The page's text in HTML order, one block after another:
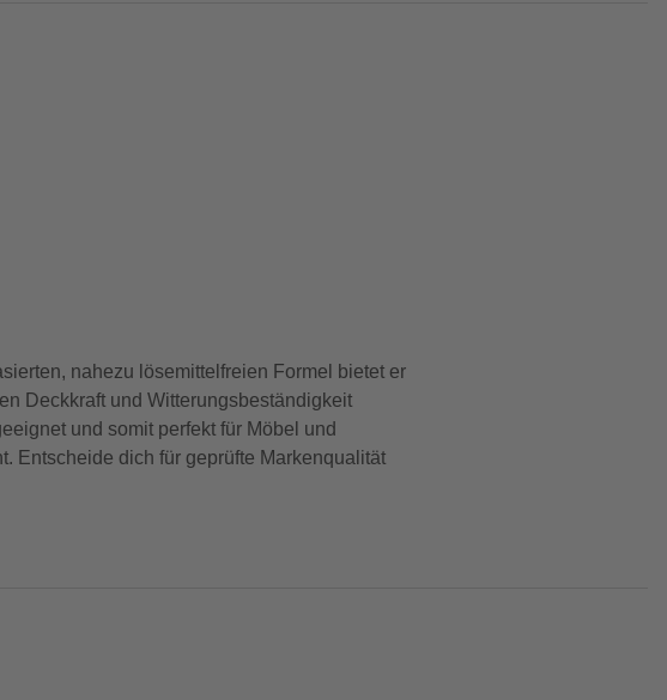
nahezu lösemittelfreien Formel bietet er
Deckkraft und Witterungsbeständigkeit
und somit perfekt für Möbel und
Entscheide dich für geprüfte Markenqualität